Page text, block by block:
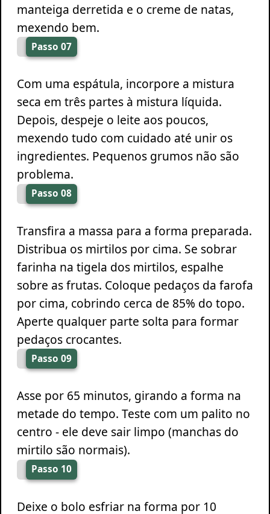
manteiga derretida e o creme de natas,
mexendo bem.
Passo 07
Com uma espátula, incorpore a mistura
seca em três partes à mistura líquida.
Depois, despeje o leite aos poucos,
mexendo tudo com cuidado até unir os
ingredientes. Pequenos grumos não são
problema.
Passo 08
Transfira a massa para a forma preparada.
Distribua os mirtilos por cima. Se sobrar
farinha na tigela dos mirtilos, espalhe
sobre as frutas. Coloque pedaços da farofa
por cima, cobrindo cerca de 85% do topo.
Aperte qualquer parte solta para formar
pedaços crocantes.
Passo 09
Asse por 65 minutos, girando a forma na
metade do tempo. Teste com um palito no
centro - ele deve sair limpo (manchas do
mirtilo são normais).
Passo 10
Deixe o bolo esfriar na forma por 10